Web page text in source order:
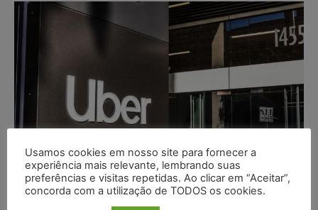
Usamos cookies em nosso site para fornecer a
experiência mais relevante, lembrando suas
preferências e visitas repetidas. Ao clicar em “Aceitar”,
concorda com a utilização de TODOS os cookies.